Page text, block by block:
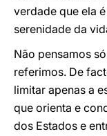
verdade que ela
serenidade da
Não pensamos
referimos. De
limitar apenas a
que orienta e
dos Estados e